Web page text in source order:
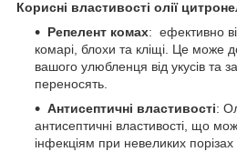
Корисні властивості олії
Репелент комах: ефективно
комарі, блохи та кліщі. Це може
вашого улюбленця від укусів та
переносять.
Антисептичні властивості:
антисептичні властивості, що
інфекціям при невеликих